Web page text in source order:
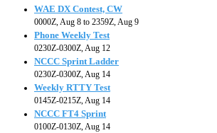
WAE DX Contest, CW
0000Z, Aug 8 to 2359Z, Aug 9
Phone Weekly Test
0230Z-0300Z, Aug 12
NCCC Sprint Ladder
0230Z-0300Z, Aug 14
Weekly RTTY Test
0145Z-0215Z, Aug 14
NCCC FT4 Sprint
0100Z-0130Z, Aug 14